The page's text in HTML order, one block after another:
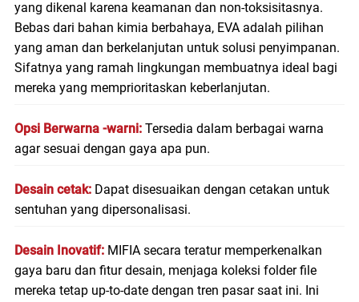
yang dikenal karena keamanan dan non-toksisitasnya.
Bebas dari bahan kimia berbahaya, EVA adalah pilihan
yang aman dan berkelanjutan untuk solusi penyimpanan.
Sifatnya yang ramah lingkungan membuatnya ideal bagi
mereka yang memprioritaskan keberlanjutan.
Opsi Berwarna -warni: Tersedia dalam berbagai warna
agar sesuai dengan gaya apa pun.
Desain cetak: Dapat disesuaikan dengan cetakan untuk
sentuhan yang dipersonalisasi.
Desain Inovatif: MIFIA secara teratur memperkenalkan
gaya baru dan fitur desain, menjaga koleksi folder file
mereka tetap up-to-date dengan tren pasar saat ini. Ini